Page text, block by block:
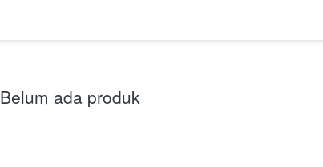
Belum ada produk